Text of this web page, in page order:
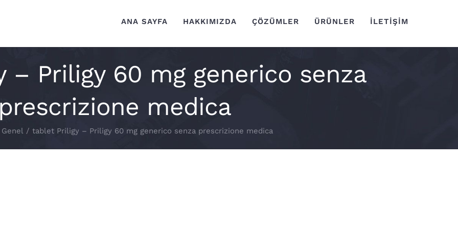
ANA SAYFA HAKKIMIZDA ÇÖZÜMLER ÜRÜNLER İLETİŞİM
– Priligy 60 mg generico senza
prescrizione medica
Genel / tablet Priligy – Priligy 60 mg generico senza prescrizione medica